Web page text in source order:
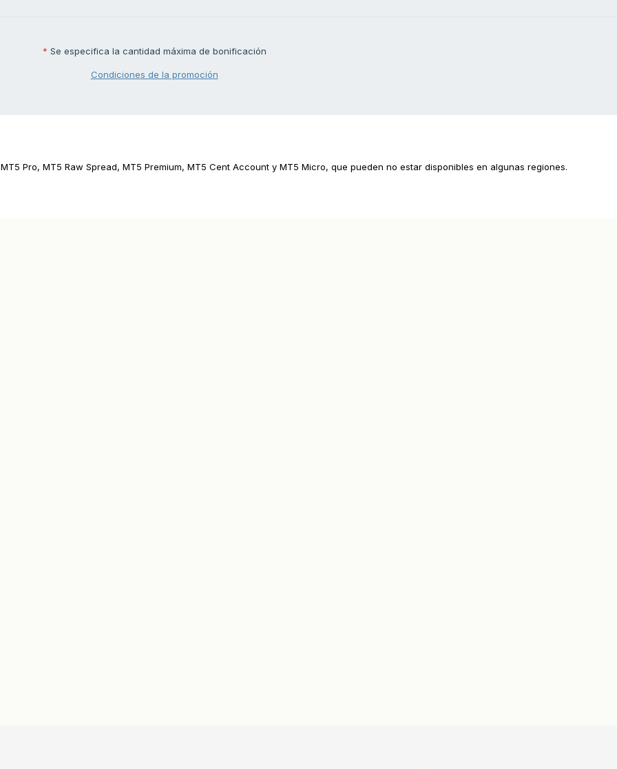
* Se especifica la cantidad máxima de bonificación
Condiciones de la promoción
Pro, MT5 Raw Spread, MT5 Premium, MT5 Cent Account y MT5 Micro, que pueden no estar disponibles en algunas regiones.